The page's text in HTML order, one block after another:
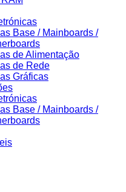
Base / Mainboards /
de Alimentação
de Rede
Gráficas
Base / Mainboards /